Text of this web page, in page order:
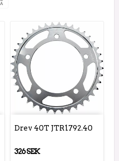
Drev 40T JTR1792.40
326 SEK